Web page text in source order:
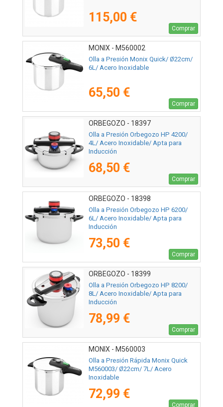
115,00 €
Comprar
MONIX - M560002
Olla a Presión Monix Quick/ Ø22cm/
6L/ Acero Inoxidable
65,50 €
Comprar
ORBEGOZO - 18397
Olla a Presión Orbegozo HP 4200/
4L/ Acero Inoxidable/ Apta para
Inducción
68,50 €
Comprar
ORBEGOZO - 18398
Olla a Presión Orbegozo HP 6200/
6L/ Acero Inoxidable/ Apta para
Inducción
73,50 €
Comprar
ORBEGOZO - 18399
Olla a Presión Orbegozo HP 8200/
8L/ Acero Inoxidable/ Apta para
Inducción
78,99 €
Comprar
MONIX - M560003
Olla a Presión Rápida Monix Quick
M560003/ Ø22cm/ 7L/ Acero
Inoxidable
72,99 €
Comprar